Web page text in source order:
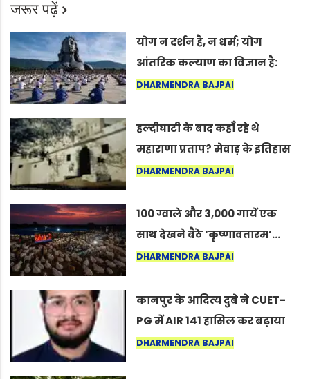
जरूर पढ़ें
योग न दर्शन है, न धर्म; योग
आंतरिक कल्याण का विज्ञान है:
अंतरराष्ट्रीय योग दिवस 2026 पर
DHARMENDRA BAJPAI
हल्दीघाटी के बाद कहाँ रहे थे
महाराणा प्रताप? मेवाड़ के इतिहास
का वह अनकहा अध्याय जो आज भी
DHARMENDRA BAJPAI
100 ग्वाले और 3,000 गायें एक
साथ देखने बैठे ‘कृष्णावतारम’…
नागपुर में दिखा ऐसा नज़ारा कि
कर सकते हैं”
DHARMENDRA BAJPAI
कानपुर के आदित्य दुबे ने CUET-
PG में AIR 141 हासिल कर बढ़ाया
शहर का मान
DHARMENDRA BAJPAI